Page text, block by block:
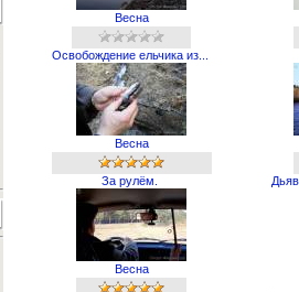
Весна
Освобождение ельчика из...
Весна
За рулём.
Весна